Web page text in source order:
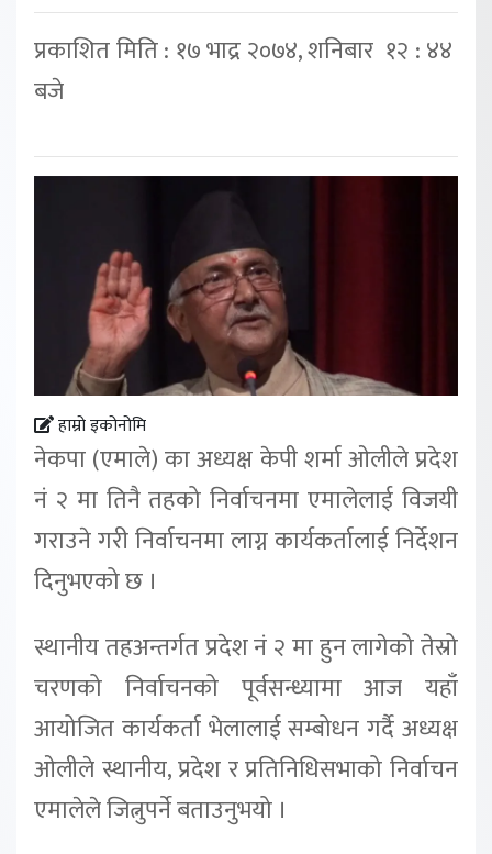
प्रकाशित मिति : १७ भाद्र २०७४, शनिबार १२ : ४४
बजे
हाम्रो इकोनोमि
नेकपा (एमाले) का अध्यक्ष केपी शर्मा ओलीले प्रदेश
नं २ मा तिनै तहको निर्वाचनमा एमालेलाई विजयी
गराउने गरी निर्वाचनमा लाग्न कार्यकर्तालाई निर्देशन
दिनुभएको छ ।
स्थानीय तहअन्तर्गत प्रदेश नं २ मा हुन लागेको तेस्रो
चरणको निर्वाचनको पूर्वसन्ध्यामा आज यहाँ
आयोजित कार्यकर्ता भेलालाई सम्बोधन गर्दै अध्यक्ष
ओलीले स्थानीय, प्रदेश र प्रतिनिधिसभाको निर्वाचन
एमालेले जित्नुपर्ने बताउनुभयो ।